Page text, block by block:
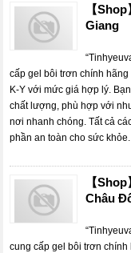
【
Giang
cấp gel bôi trơn chính
K-Y với mức giá hợp lý.
chất lượng, phù hợp với
nơi nhanh chóng. Tất cả
phần an toàn cho sức khỏe.
【
Châu
cung cấp gel bôi trơn